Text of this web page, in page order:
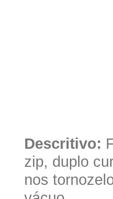
Descritivo:
zip, duplo
nos